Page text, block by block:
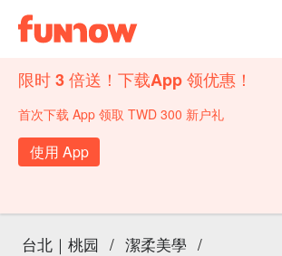
限时 3 倍送！下载App 领优惠！
首次下载 App 领取 TWD 300 新户礼
使用 App
台北｜桃园 / 潔柔美學 /